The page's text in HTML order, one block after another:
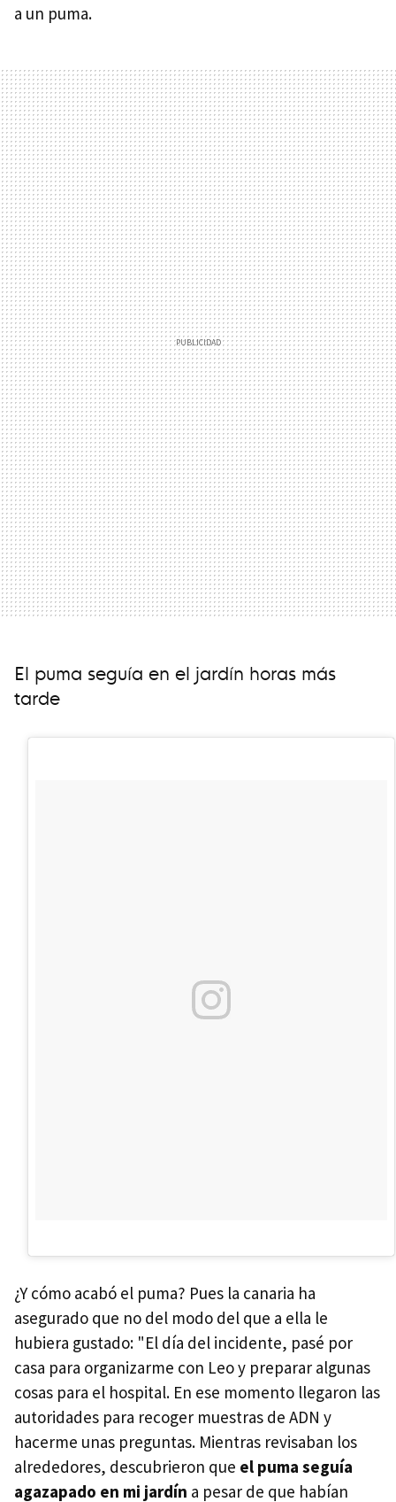
a un puma.
El puma seguía en el jardín horas más
tarde
¿Y cómo acabó el puma? Pues la canaria ha
asegurado que no del modo del que a ella le
hubiera gustado: "El día del incidente, pasé por
casa para organizarme con Leo y preparar algunas
cosas para el hospital. En ese momento llegaron las
autoridades para recoger muestras de ADN y
hacerme unas preguntas. Mientras revisaban los
alrededores, descubrieron que el puma seguía
agazapado en mi jardín a pesar de que habían